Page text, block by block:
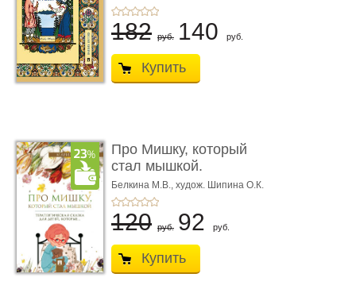
Л.В.
182 руб. 140 руб.
Купить
Про Мишку, который
стал мышкой.
Терапевтическа ...
Белкина М.В., худож. Шипина О.К.
120 руб. 92 руб.
Купить